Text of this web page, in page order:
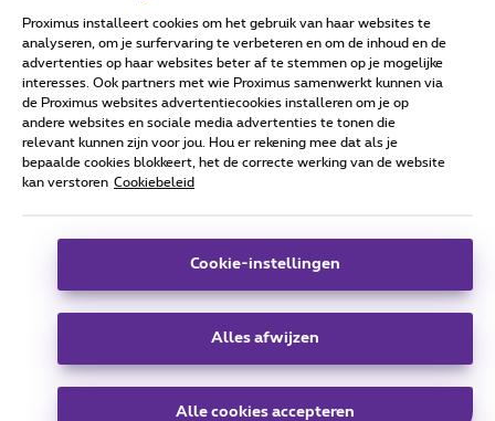
Forumvoorwaarden Accessibility statement
Alle rechten voorbehouden. © Proximus
Algemene voorwaarden, consumenteninfo
Deze website is gecreëerd en wordt beheerd conform het
Koning Albert II-laan 27 - B-1030 Brussel.
Carrier & Wholesale Solutions
Telindus
Proximus installeert cookies om het gebruik van haar websites te
analyseren, om je surfervaring te verbeteren en om de inhoud en de
advertenties op haar websites beter af te stemmen op je mogelijke
interesses. Ook partners met wie Proximus samenwerkt kunnen via
de Proximus websites advertentiecookies installeren om je op
andere websites en sociale media advertenties te tonen die
relevant kunnen zijn voor jou. Hou er rekening mee dat als je
bepaalde cookies blokkeert, het de correcte werking van de website
kan verstoren Cookiebeleid
Cookie-instellingen
Alles afwijzen
Alle cookies accepteren